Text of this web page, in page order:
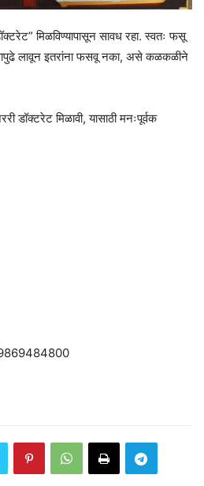
मिळविण्यापासून सावध रहा. स्वतः फसू
लावून इतरांना फसवू नका, असे कळकळीने
डॉक्टरेट मिळावी, यासाठी मनःपूर्वक